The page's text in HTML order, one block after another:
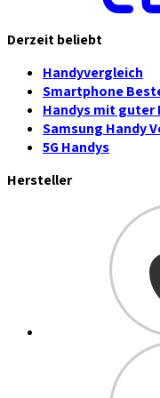
Derzeit beliebt
Handyvergleich
Smartphone
Handys mit guter
Samsung Handy
5G Handys
Hersteller